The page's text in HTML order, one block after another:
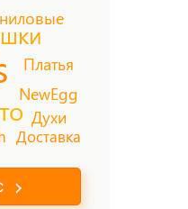
NewEgg
Платья
Духи
Доставка